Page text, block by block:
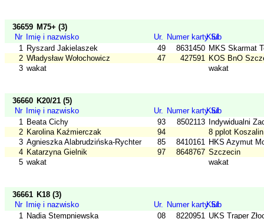
36659 M75+ (3)
Nr
Imię i nazwisko Ur. Numer karty SI
Klub
1 Ryszard Jakielaszek 49 8631450 MKS Skarmat
2 Władysław Wołochowicz 47 427591 KOS BnO
3 wakat wakat
36660 K20/21 (5)
Nr
Imię i nazwisko Ur. Numer karty SI
Klub
1 Beata Cichy 93 8502113
Indywidualni
2 Karolina Kaźmierczak 94
8 pplot Koszalin
3 Agnieszka Alabrudzińska-Rychter 85 8410161 HKS Azymut
4 Katarzyna Gielnik 97 8648767 Szczecin
5 wakat wakat
36661 K18 (3)
Nr
Imię i nazwisko Ur. Numer karty SI
Klub
1 Nadia Stempniewska 08 8220951 UKS Traper